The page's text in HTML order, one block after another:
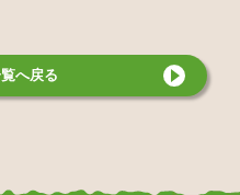
へ戻る